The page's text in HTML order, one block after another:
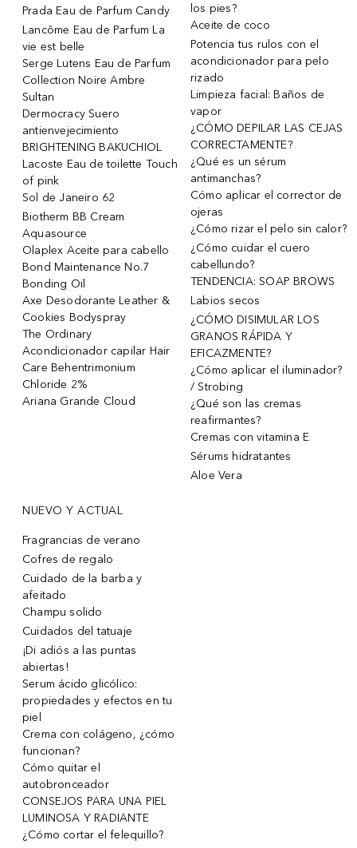
Prada Eau de Parfum Candy
Lancôme Eau de Parfum La
vie est belle
Serge Lutens Eau de Parfum
Collection Noire Ambre
Sultan
Dermocracy Suero
antienvejecimiento
BRIGHTENING BAKUCHIOL
Lacoste Eau de toilette Touch
of pink
Sol de Janeiro 62
Biotherm BB Cream
Aquasource
Olaplex Aceite para cabello
Bond Maintenance No.7
Bonding Oil
Axe Desodorante Leather &
Cookies Bodyspray
The Ordinary
Acondicionador capilar Hair
Care Behentrimonium
Chloride 2%
Ariana Grande Cloud
los pies?
Aceite de coco
Potencia tus rulos con el
acondicionador para pelo
rizado
Limpieza facial: Baños de
vapor
¿CÓMO DEPILAR LAS CEJAS
CORRECTAMENTE?
¿Qué es un sérum
antimanchas?
Cómo aplicar el corrector de
ojeras
¿Cómo rizar el pelo sin calor?
¿Cómo cuidar el cuero
cabellundo?
TENDENCIA: SOAP BROWS
Labios secos
¿CÓMO DISIMULAR LOS
GRANOS RÁPIDA Y
EFICAZMENTE?
¿Cómo aplicar el iluminador?
/ Strobing
¿Qué son las cremas
reafirmantes?
Cremas con vitamina E
Sérums hidratantes
Aloe Vera
NUEVO Y ACTUAL
Fragrancias de verano
Cofres de regalo
Cuidado de la barba y
afeitado
Champu solido
Cuidados del tatuaje
¡Di adiós a las puntas
abiertas!
Serum ácido glicólico:
propiedades y efectos en tu
piel
Crema con colágeno, ¿cómo
funcionan?
Cómo quitar el
autobronceador
CONSEJOS PARA UNA PIEL
LUMINOSA Y RADIANTE
¿Cómo cortar el felequillo?